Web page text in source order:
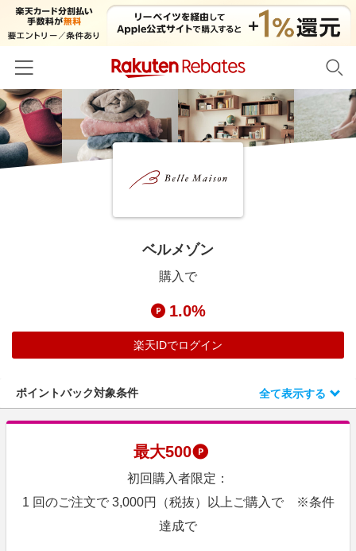
ホーム
カテゴリー一覧
家電・PC・スマホ・カメラ
スポーツ・アウトドア・ゴルフ
インテリア・寝具
旅行・レジャー・ホテル予約
生活・お役立ち
リーベイツ注目ストア
旅行特集
わくわく夏特集
とことん買い物チャレンジ
Apple公式サイト×楽天カード分割払い
Qoo10メガポ
Samsung ボーナスキャンペーン
ベルメゾン
購入で
1.0%
楽天IDでログイン
ポイントバック対象条件 全て表示する
最大500
初回購入者限定：
1 回のご注文で 3,000円（税抜）以上ご購入で ※条件
達成で